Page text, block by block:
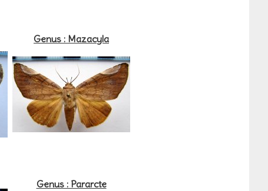
Genus : Mazacyla
Genus : Pararcte